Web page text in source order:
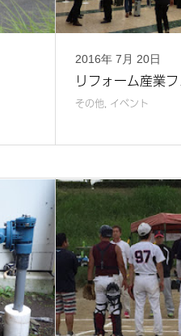
2016年 7月 20日
リフォーム産業
その他, イベント